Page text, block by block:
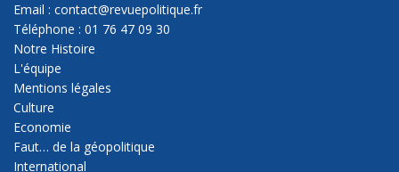
Email : contact@revuepolitique.fr
Téléphone : 01 76 47 09 30
Notre Histoire
L'équipe
Mentions légales
Culture
Economie
Faut… de la géopolitique
International